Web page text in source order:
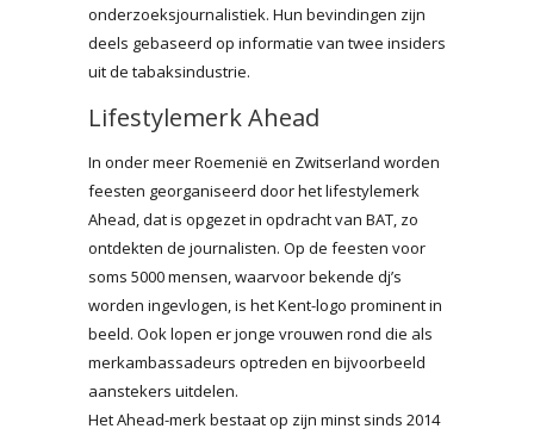
onderzoeksjournalistiek. Hun bevindingen zijn
deels gebaseerd op informatie van twee insiders
uit de tabaksindustrie.
Lifestylemerk Ahead
In onder meer Roemenië en Zwitserland worden
feesten georganiseerd door het lifestylemerk
Ahead, dat is opgezet in opdracht van BAT, zo
ontdekten de journalisten. Op de feesten voor
soms 5000 mensen, waarvoor bekende dj’s
worden ingevlogen, is het Kent-logo prominent in
beeld. Ook lopen er jonge vrouwen rond die als
merkambassadeurs optreden en bijvoorbeeld
aanstekers uitdelen.
Het Ahead-merk bestaat op zijn minst sinds 2014